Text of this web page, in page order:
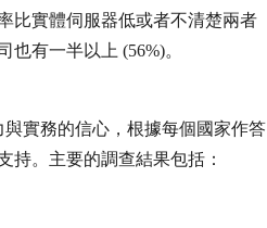
比實體伺服器低或者不清楚兩者
有一半以上 (56%)。
實務的信心，根據每個國家作答
持。主要的調查結果包括：